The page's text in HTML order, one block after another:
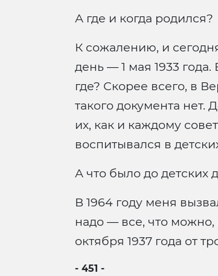
А где и когда родился?
К сожалению, и
день — 1 мая 1933
где? Скорее всего, в
такого документа
их, как и каждому
воспитывался в
А что было до детских
В 1964 году меня
надо — все, что
октября 1937 года от
- 451 -